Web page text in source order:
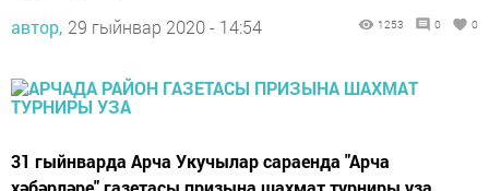
автор, 29 гыйнвар 2020 - 14:54 1253 0 0
31 гыйнварда Арча Укучылар сараенда "Арча